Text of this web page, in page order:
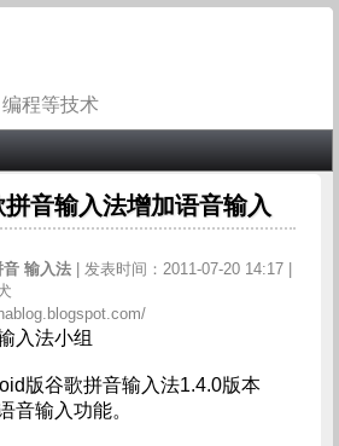
程等技术
音输入法增加语音输入
音 输入法
| 发表时间：2011-07-20 14:17 |
入法小组
版谷歌拼音输入法1.4.0版本
音输入功能。